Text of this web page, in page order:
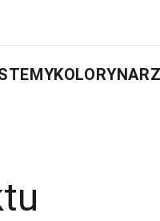
KOLORY